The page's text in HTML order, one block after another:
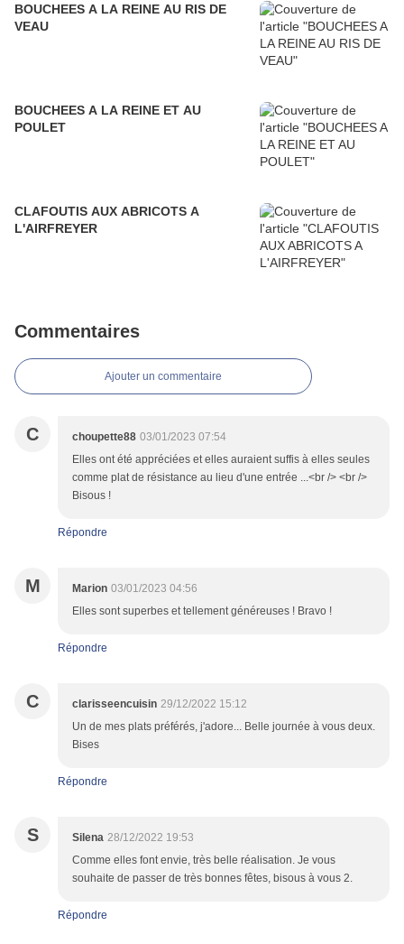
BOUCHEES A LA REINE AU RIS DE
VEAU
BOUCHEES A LA REINE ET AU
POULET
CLAFOUTIS AUX ABRICOTS A
L'AIRFREYER
Commentaires
Ajouter un commentaire
C choupette88 03/01/2023 07:54
Elles ont été appréciées et elles auraient suffis à elles seules
comme plat de résistance au lieu d'une entrée ...<br /> <br />
Bisous !
Répondre
M Marion 03/01/2023 04:56
Elles sont superbes et tellement généreuses ! Bravo !
Répondre
C clarisseencuisin 29/12/2022 15:12
Un de mes plats préférés, j'adore... Belle journée à vous deux.
Bises
Répondre
S Silena 28/12/2022 19:53
Comme elles font envie, très belle réalisation. Je vous
souhaite de passer de très bonnes fêtes, bisous à vous 2.
Répondre